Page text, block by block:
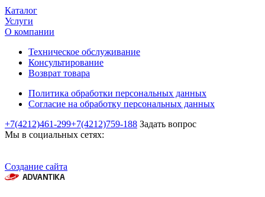
Каталог
Услуги
О компании
Техническое обслуживание
Консультирование
Возврат товара
Политика обработки персональных данных
Согласие на обработку персональных данных
+7(4212)461-299+7(4212)759-188 Задать вопрос
Мы в социальных сетях:
Создание сайта